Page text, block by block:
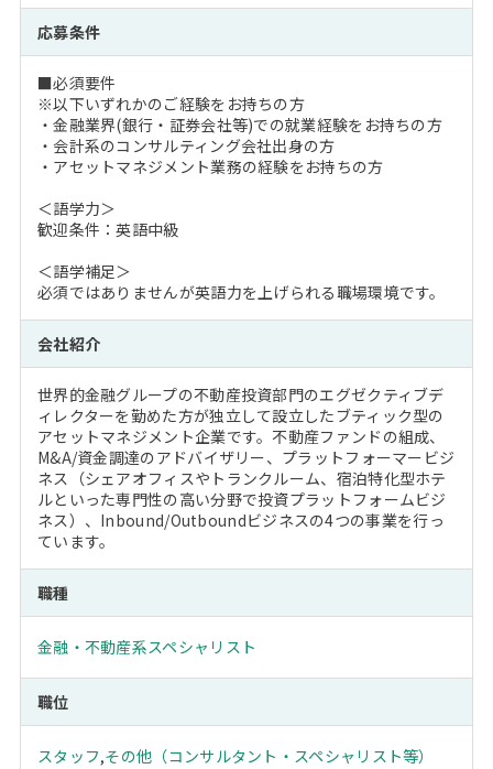
応募条件
■必須要件
※以下いずれかのご経験をお持ちの方
・金融業界(銀行・証券会社等)での就業経験をお持ちの方
・会計系のコンサルティング会社出身の方
・アセットマネジメント業務の経験をお持ちの方
＜語学力＞
歓迎条件：英語中級
＜語学補足＞
必須ではありませんが英語力を上げられる職場環境です。
会社紹介
世界的金融グループの不動産投資部門のエグゼクティブデ
ィレクターを勤めた方が独立して設立したブティック型の
アセットマネジメント企業です。不動産ファンドの組成、
M&A/資金調達のアドバイザリー、プラットフォーマービジ
ネス（シェアオフィスやトランクルーム、宿泊特化型ホテ
ルといった専門性の高い分野で投資プラットフォームビジ
ネス）、Inbound/Outboundビジネスの4つの事業を行っ
ています。
職種
金融・不動産系スペシャリスト
職位
スタッフ,その他（コンサルタント・スペシャリスト等）